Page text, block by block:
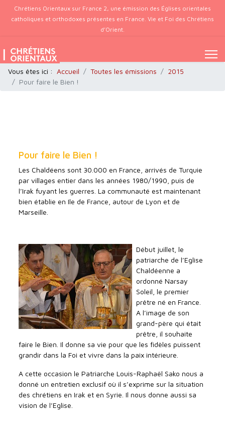
Chrétiens Orientaux sur France 2, une émission des Églises orientales
catholiques et orthodoxes présentes en France. Vie et Foi des Chrétiens
d’Orient.
Vous êtes ici : Accueil Toutes les émissions
2015
Pour faire le Bien !
Pour faire le Bien !
Les Chaldéens sont 30.000 en France, arrivés de Turquie
par villages entier dans les années 1980/1990, puis de
l’Irak fuyant les guerres. La communauté est maintenant
bien établie en Ile de France, autour de Lyon et de
Marseille.
Début juillet, le
patriarche de l’Eglise
Chaldéenne a
ordonné Narsay
Soleil, le premier
prêtre né en France.
A l’image de son
grand-père qui était
prêtre, il souhaite
faire le Bien. Il donne sa vie pour que les fidèles puissent
grandir dans la Foi et vivre dans la paix intérieure.
A cette occasion le Patriarche Louis-Raphaël Sako nous a
donné un entretien exclusif où il s’exprime sur la situation
des chrétiens en Irak et en Syrie. Il nous donne aussi sa
vision de l’Eglise.